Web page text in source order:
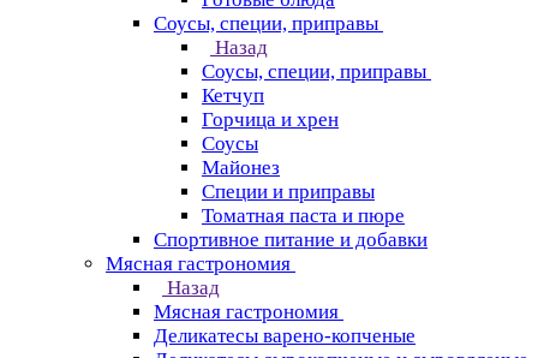
Соусы, специи, приправы
Назад
Соусы, специи, приправы
Кетчуп
Горчица и хрен
Соусы
Майонез
Специи и приправы
Томатная паста и пюре
Спортивное питание и добавки
Мясная гастрономия
Назад
Мясная гастрономия
Деликатесы варено-копченые